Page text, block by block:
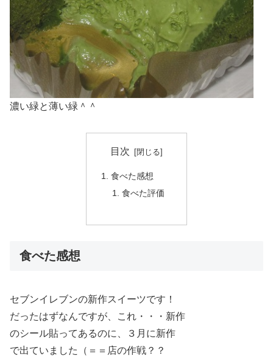
濃い緑と薄い緑＾＾
目次
食べた感想
食べた評価
食べた感想
セブンイレブンの新作スイーツです！
だったはずなんですが、これ・・・新作
のシール貼ってあるのに、３月に新作
で出ていました（＝＝店の作戦？？